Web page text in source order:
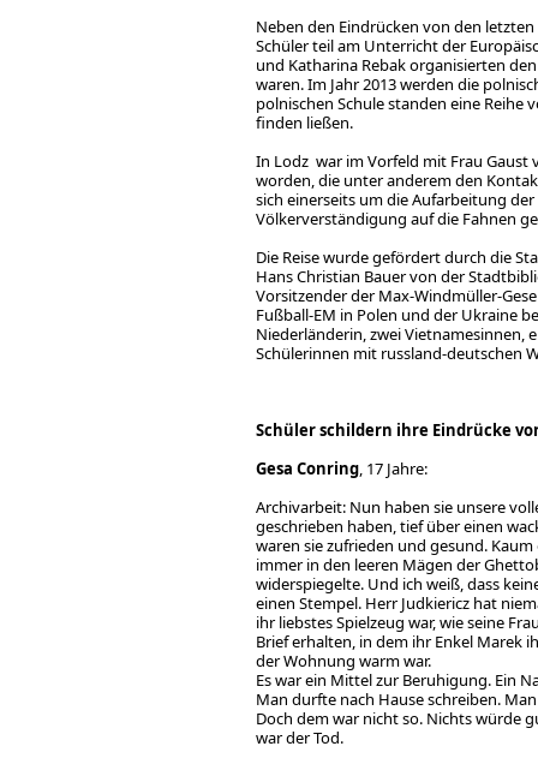
Neben den Eindrücken von den
Schüler teil am Unterricht der
und Katharina Rebak organisierten
waren. Im Jahr 2013 werden die
polnischen Schule standen eine
finden ließen.
In Lodz war im Vorfeld mit Frau Gaust
worden, die unter anderem den
sich einerseits um die Aufarbeitung
Völkerverständigung auf die Fahnen
Die Reise wurde gefördert durch die
Hans Christian Bauer von der
Vorsitzender der Max-Windmüller-
Fußball-EM in Polen und der Ukraine
Niederländerin, zwei Vietnamesinnen,
Schülerinnen mit russland-deutschen
Schüler schildern ihre Eindrücke
Gesa Conring, 17 Jahre:
Archivarbeit: Nun haben sie unsere
geschrieben haben, tief über einen
waren sie zufrieden und gesund.
immer in den leeren Mägen der
widerspiegelte. Und ich weiß, dass
einen Stempel. Herr Judkiericz hat
ihr liebstes Spielzeug war, wie seine
Brief erhalten, in dem ihr Enkel Marek
der Wohnung warm war.
Es war ein Mittel zur Beruhigung. Ein
Man durfte nach Hause schreiben.
Doch dem war nicht so. Nichts würde
war der Tod.